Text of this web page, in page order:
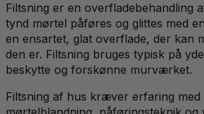
Filtsning er en overfladebehandling
tynd mørtel påføres og glittes med
en ensartet, glat overflade, der kan
den er. Filtsning bruges typisk på
beskytte og forskønne murværket.
Filtsning af hus kræver erfaring med